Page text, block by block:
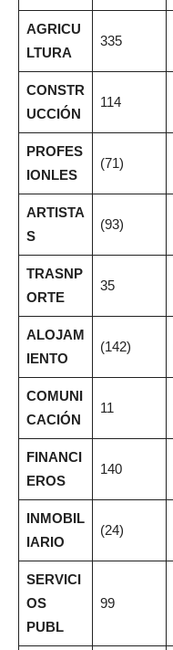
AGRICU
LTURA
335
CONSTR
UCCIÓN
114
PROFES
IONLES
(71)
ARTISTA
S
(93)
TRASNP
ORTE
35
ALOJAM
IENTO
(142)
COMUNI
CACIÓN
11
FINANCI
EROS
140
INMOBIL
IARIO
(24)
SERVICI
OS
PUBL
99